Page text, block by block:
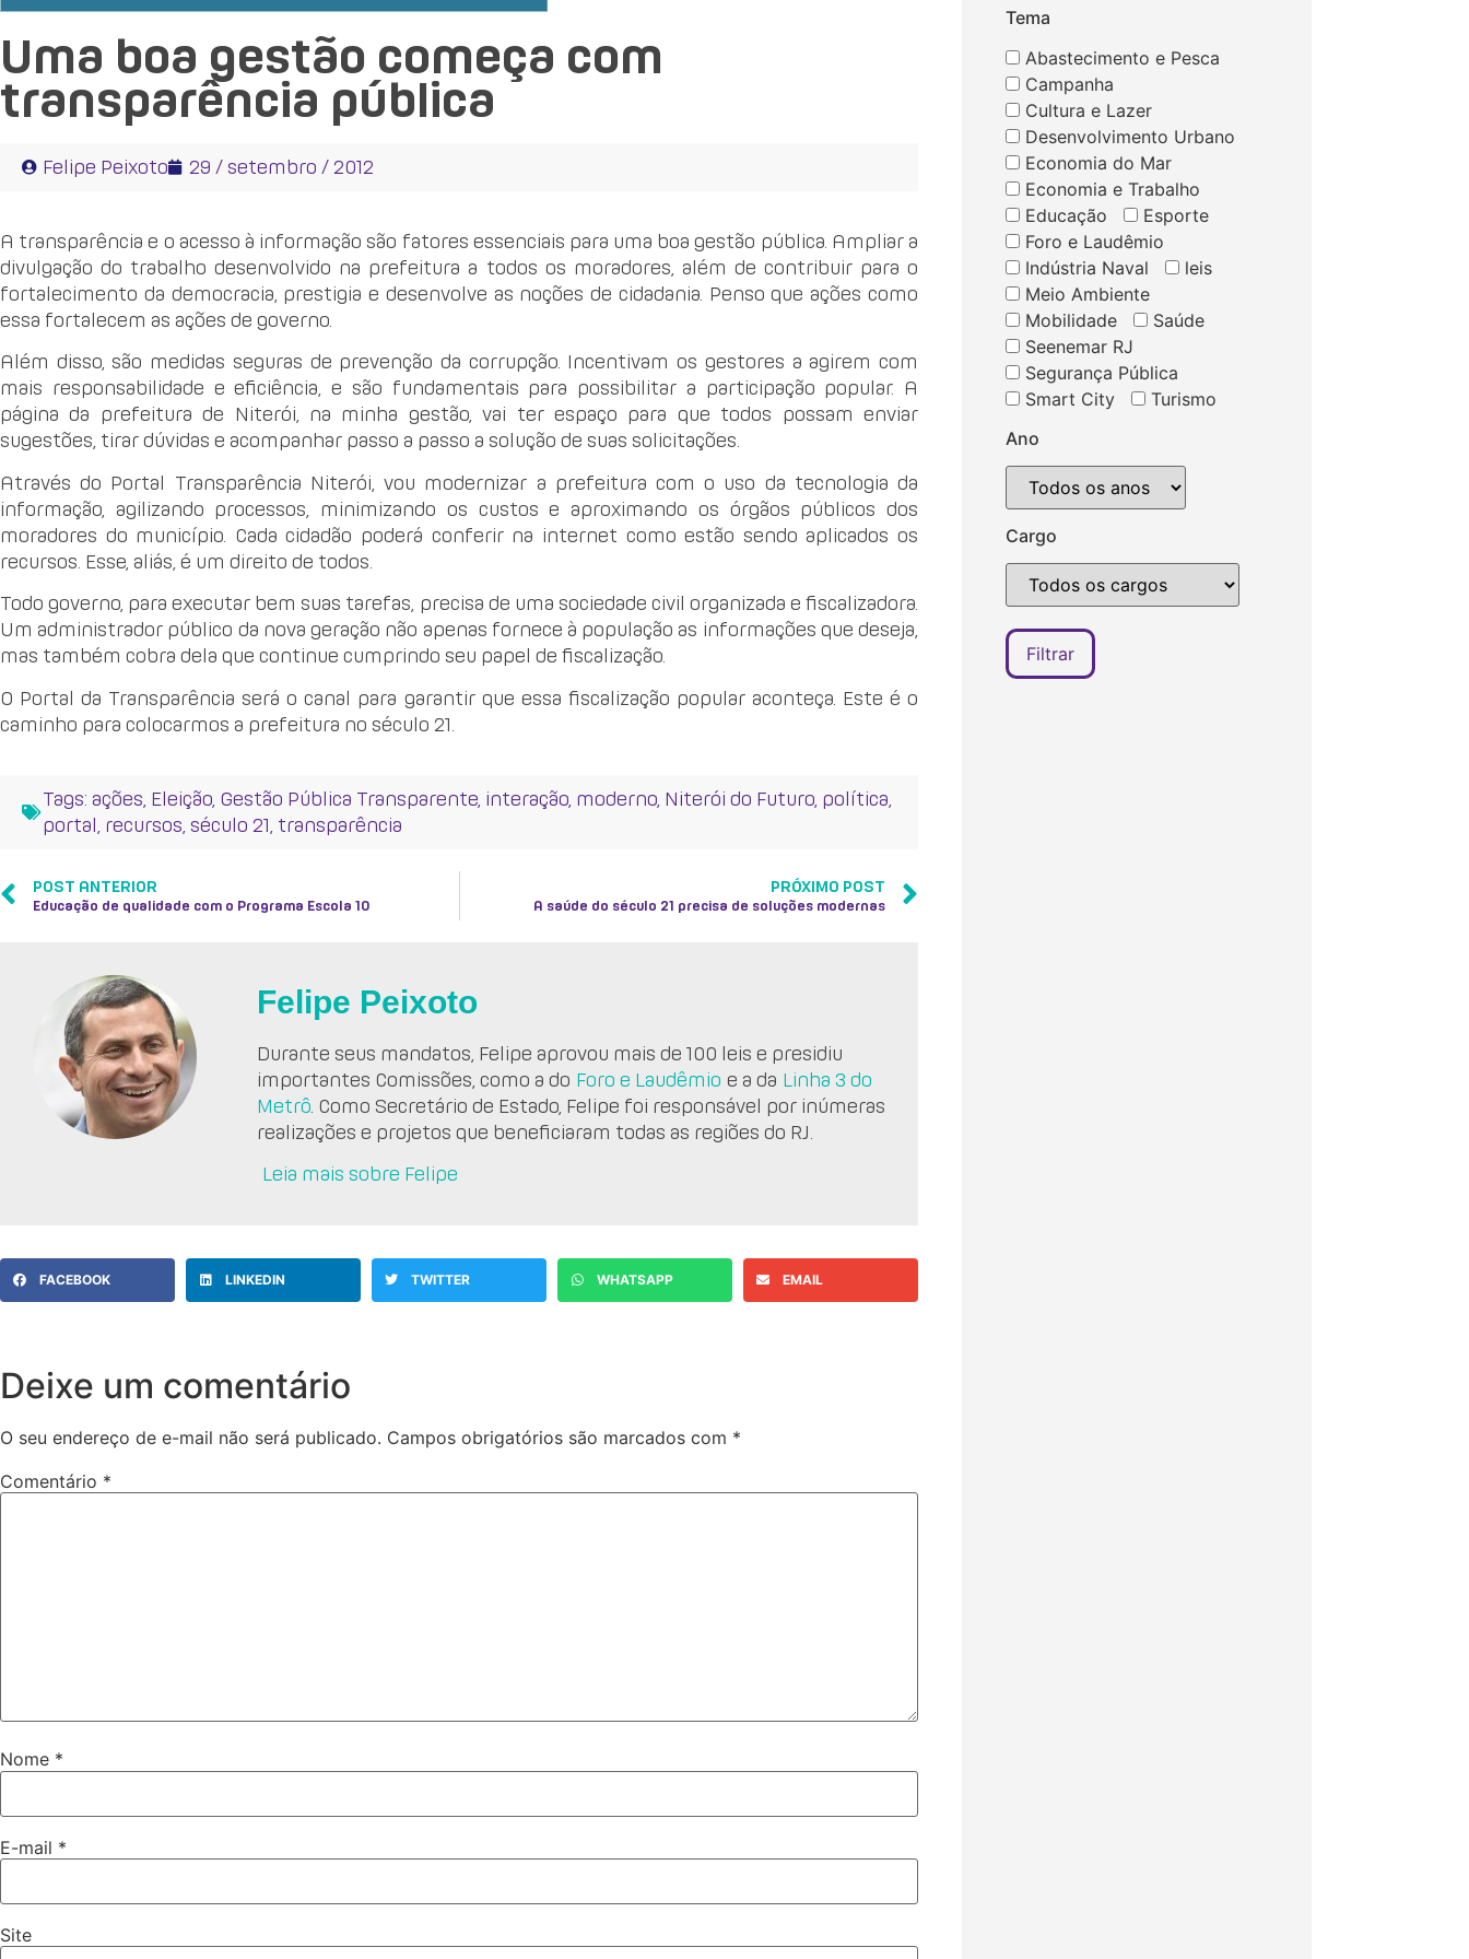
Uma boa gestão começa com
transparência pública
Felipe Peixoto 29 / setembro / 2012
A transparência e o acesso à informação são fatores essenciais para uma boa gestão pública. Ampliar a
divulgação do trabalho desenvolvido na prefeitura a todos os moradores, além de contribuir para o
fortalecimento da democracia, prestigia e desenvolve as noções de cidadania. Penso que ações como
essa fortalecem as ações de governo.
Além disso, são medidas seguras de prevenção da corrupção. Incentivam os gestores a agirem com
mais responsabilidade e eficiência, e são fundamentais para possibilitar a participação popular. A
página da prefeitura de Niterói, na minha gestão, vai ter espaço para que todos possam enviar
sugestões, tirar dúvidas e acompanhar passo a passo a solução de suas solicitações.
Através do Portal Transparência Niterói, vou modernizar a prefeitura com o uso da tecnologia da
informação, agilizando processos, minimizando os custos e aproximando os órgãos públicos dos
moradores do município. Cada cidadão poderá conferir na internet como estão sendo aplicados os
recursos. Esse, aliás, é um direito de todos.
Todo governo, para executar bem suas tarefas, precisa de uma sociedade civil organizada e fiscalizadora.
Um administrador público da nova geração não apenas fornece à população as informações que deseja,
mas também cobra dela que continue cumprindo seu papel de fiscalização.
O Portal da Transparência será o canal para garantir que essa fiscalização popular aconteça. Este é o
caminho para colocarmos a prefeitura no século 21.
Tags: ações Eleição Gestão Pública Transparente interação moderno Niterói do Futuro política
portal recursos século 21 transparência
POST ANTERIOR
Educação de qualidade com o Programa Escola 10
PRÓXIMO POST
A saúde do século 21 precisa de soluções modernas
Felipe Peixoto
Durante seus mandatos, Felipe aprovou mais de 100 leis e presidiu
importantes Comissões, como a do Foro e Laudêmio e a da Linha 3 do
Metrô . Como Secretário de Estado, Felipe foi responsável por inúmeras
realizações e projetos que beneficiaram todas as regiões do RJ.
Leia mais sobre Felipe
FACEBOOK LINKEDIN TWITTER WHATSAPP EMAIL
Deixe um comentário
O seu endereço de e-mail não será publicado. Campos obrigatórios são marcados com *
Comentário *
Nome *
E-mail *
Site
Tema
Abastecimento e Pesca
Campanha
Cultura e Lazer
Desenvolvimento Urbano
Economia do Mar
Economia e Trabalho
Educação
Esporte
Foro e Laudêmio
Indústria Naval
leis
Meio Ambiente
Mobilidade
Saúde
Seenemar RJ
Segurança Pública
Smart City
Turismo
Ano
Cargo